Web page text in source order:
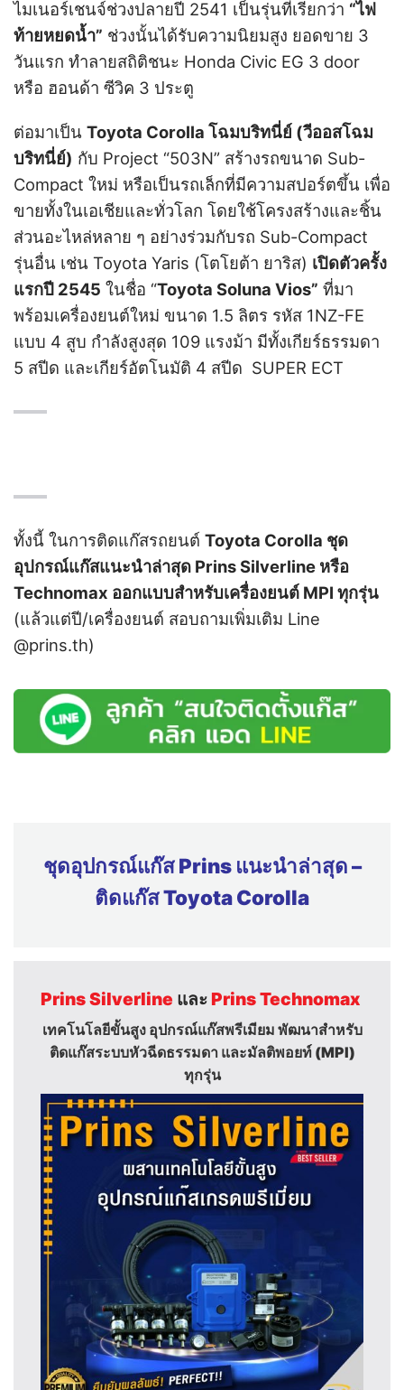
ไมเนอร์เชนจ์ช่วงปลายปี 2541 เป็นรุ่นที่เรียกว่า “ไฟ
ท้ายหยดน้ำ” ช่วงนั้นได้รับความนิยมสูง ยอดขาย 3
วันแรก ทำลายสถิติชนะ Honda Civic EG 3 door
หรือ ฮอนด้า ซีวิค 3 ประตู
ต่อมาเป็น Toyota Corolla โฉมบริทนี่ย์ (วีออสโฉม
บริทนี่ย์) กับ Project “503N” สร้างรถขนาด Sub-
Compact ใหม่ หรือเป็นรถเล็กที่มีความสปอร์ตขึ้น เพื่อ
ขายทั้งในเอเชียและทั่วโลก โดยใช้โครงสร้างและชิ้น
ส่วนอะไหล่หลาย ๆ อย่างร่วมกับรถ Sub-Compact
รุ่นอื่น เช่น Toyota Yaris (โตโยต้า ยาริส) เปิดตัวครั้ง
แรกปี 2545 ในชื่อ “Toyota Soluna Vios” ที่มา
พร้อมเครื่องยนต์ใหม่ ขนาด 1.5 ลิตร รหัส 1NZ-FE
แบบ 4 สูบ กำลังสูงสุด 109 แรงม้า มีทั้งเกียร์ธรรมดา
5 สปีด และเกียร์อัตโนมัติ 4 สปีด SUPER ECT
ทั้งนี้ ในการติดแก๊สรถยนต์ Toyota Corolla ชุด
อุปกรณ์แก๊สแนะนำล่าสุด Prins Silverline หรือ
Technomax ออกแบบสำหรับเครื่องยนต์ MPI ทุกรุ่น
(แล้วแต่ปี/เครื่องยนต์ สอบถามเพิ่มเติม Line
@prins.th)
ชุดอุปกรณ์แก๊ส Prins แนะนำล่าสุด –
ติดแก๊ส Toyota Corolla
Prins Silverline และ Prins Technomax
เทคโนโลยีขั้นสูง อุปกรณ์แก๊สพรีเมียม พัฒนาสำหรับ
ติดแก๊สระบบหัวฉีดธรรมดา และมัลติพอยท์ (MPI)
ทุกรุ่น